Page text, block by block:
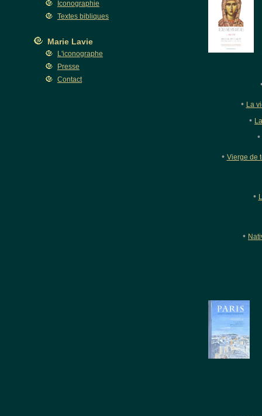
Iconographie
Textes bibliques
Marie Lavie
L'iconographe
Presse
Contact
• La
•
•
• Vierge de
•
•